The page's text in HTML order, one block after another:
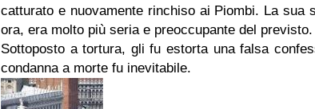
catturato e nuovamente rinchiso ai Piombi. La sua
ora, era molto più seria e preoccupante del previsto.
Sottoposto a tortura, gli fu estorta una falsa
condanna a morte fu inevitabile.